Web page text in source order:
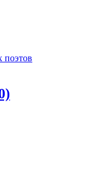
поэтов